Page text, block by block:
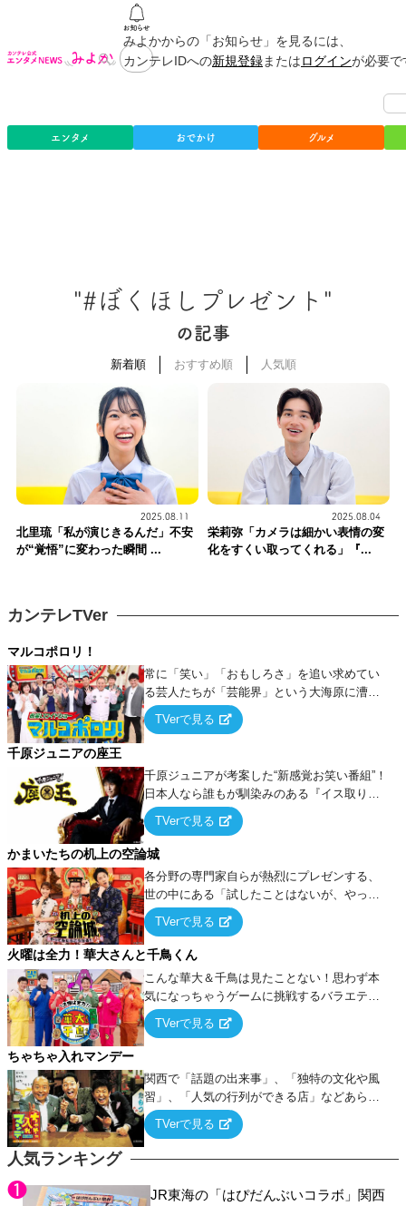
みよかからの「お知らせ」を見るには、
カンテレIDへの新規登録またはログインが必要
エンタメ おでかけ グルメ
"#ぼくほしプレゼント"
の記事
新着順 おすすめ順 人気順
2025.08.11
北里琉「私が演じきるんだ」不安
が“覚悟”に変わった瞬間 ...
2025.08.04
栄莉弥「カメラは細かい表情の変
化をすくい取ってくれる」『...
人気ランキング
JR東海の「はぴだんぶいコラボ」関西
カンテレTVer
マルコポロリ！
常に「笑い」「おもしろさ」を追い求めてい
る芸人たちが「芸能界」という大海原に漕ぎ
出でて、新たなオモシロ人間を発掘する！
TVerで見る
千原ジュニアの座王
千原ジュニアが考案した“新感覚お笑い番組”！
日本人なら誰もが馴染みのある『イス取りゲ
ーム』をベースに、大喜利・ギャグ・モノボ
ケ・歌…など様々なお題で芸人がショートネ
タを競い合う！
TVerで見る
かまいたちの机上の空論城
各分野の専門家自らが熱烈にプレゼンする、
世の中にある「試したことはないが、やって
みたらこうなる！…ハズ」という“机上の空
論”に若手芸人らがカラダを張って挑む！
TVerで見る
火曜は全力！華大さんと千鳥くん
こんな華大＆千鳥は見たことない！思わず本
気になっちゃうゲームに挑戦するバラエティ
ー！
TVerで見る
ちゃちゃ入れマンデー
関西で「話題の出来事」、「独特の文化や風
習」、「人気の行列ができる店」などあらゆ
るテーマについて好き放題にちゃちゃを入れ
ていく関西色を前面に押し出したトークバラ
TVerで見る